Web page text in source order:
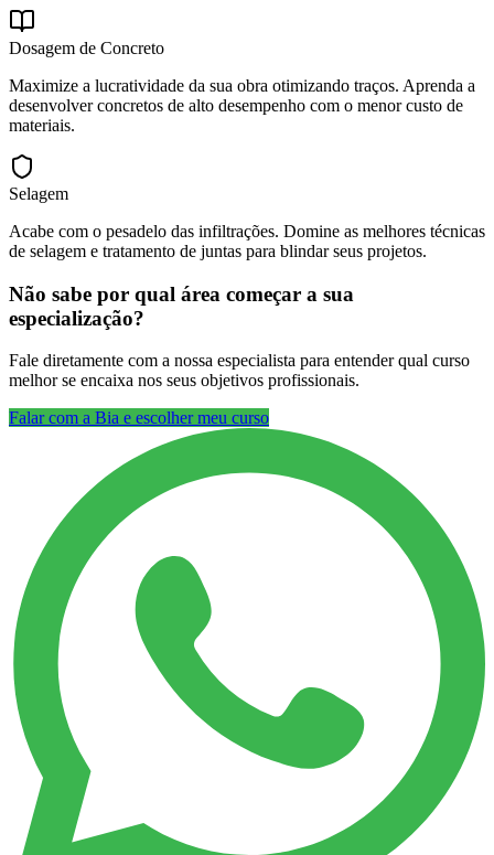
Dosagem de Concreto
Maximize a lucratividade da sua obra otimizando traços. Aprenda a
desenvolver concretos de alto desempenho com o menor custo de
materiais.
Selagem
Acabe com o pesadelo das infiltrações. Domine as melhores técnicas
de selagem e tratamento de juntas para blindar seus projetos.
Não sabe por qual área começar a sua
especialização?
Fale diretamente com a nossa especialista para entender qual curso
melhor se encaixa nos seus objetivos profissionais.
Falar com a Bia e escolher meu curso